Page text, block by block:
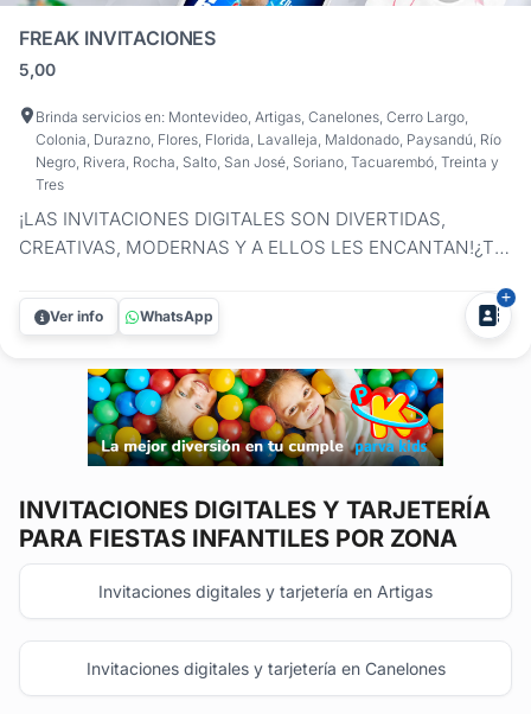
FREAK INVITACIONES
5,00
Brinda servicios en: Montevideo, Artigas, Canelones, Cerro Largo,
Colonia, Durazno, Flores, Florida, Lavalleja, Maldonado, Paysandú, Río
Negro, Rivera, Rocha, Salto, San José, Soriano, Tacuarembó, Treinta y
Tres
¡LAS INVITACIONES DIGITALES SON DIVERTIDAS,
CREATIVAS, MODERNAS Y A ELLOS LES ENCANTAN!¿Te
del cumpleaños infantil a mano? ¿Y cuándo ibas
entregándolas de aquí para allá?La era digital ya esta aquí
Ver info WhatsApp
INVITACIONES DIGITALES Y TARJETERÍA
PARA FIESTAS INFANTILES POR ZONA
Invitaciones digitales y tarjetería en Artigas
Invitaciones digitales y tarjetería en Canelones